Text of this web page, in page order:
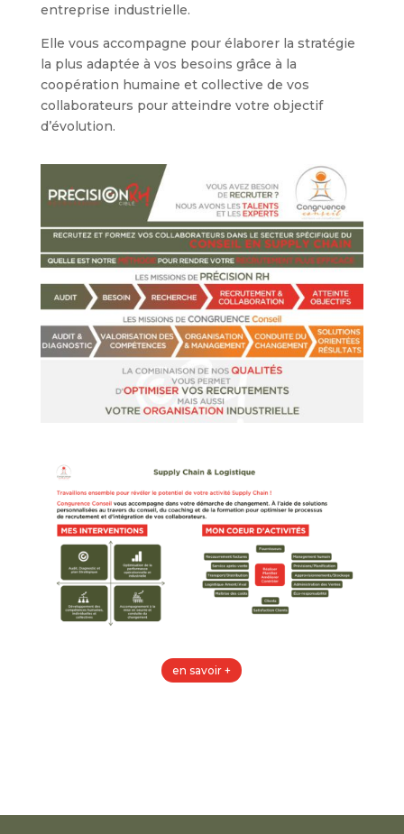
entreprise industrielle.
Elle vous accompagne pour élaborer la stratégie
la plus adaptée à vos besoins grâce à la
coopération humaine et collective de vos
collaborateurs pour atteindre votre objectif
d’évolution.
en savoir +